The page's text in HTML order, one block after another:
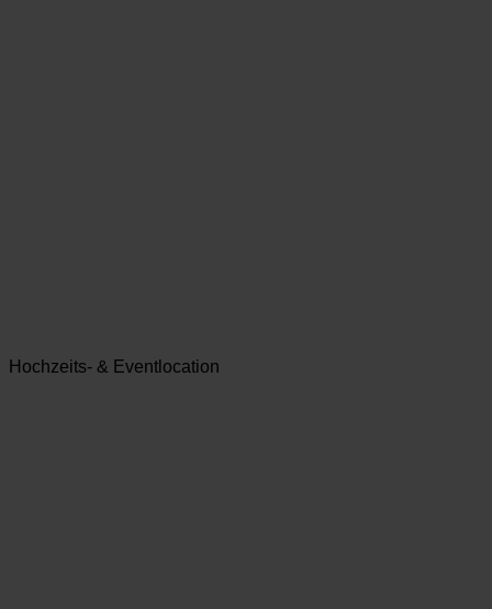
Hochzeits- & Eventlocation